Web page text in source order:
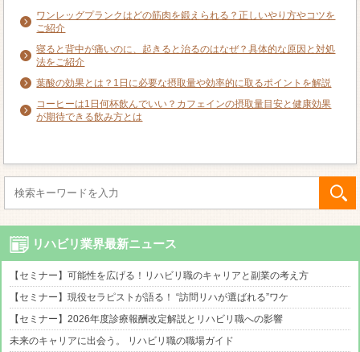
ワンレッグプランクはどの筋肉を鍛えられる？正しいやり方やコツを
ご紹介
寝ると背中が痛いのに、起きると治るのはなぜ？具体的な原因と対処
法をご紹介
葉酸の効果とは？1日に必要な摂取量や効率的に取るポイントを解説
コーヒーは1日何杯飲んでいい？カフェインの摂取量目安と健康効果
が期待できる飲み方とは
リハビリ業界最新ニュース
【セミナー】可能性を広げる！リハビリ職のキャリアと副業の考え方
【セミナー】現役セラピストが語る！ “訪問リハが選ばれる”ワケ
【セミナー】2026年度診療報酬改定解説とリハビリ職への影響
未来のキャリアに出会う。 リハビリ職の職場ガイド